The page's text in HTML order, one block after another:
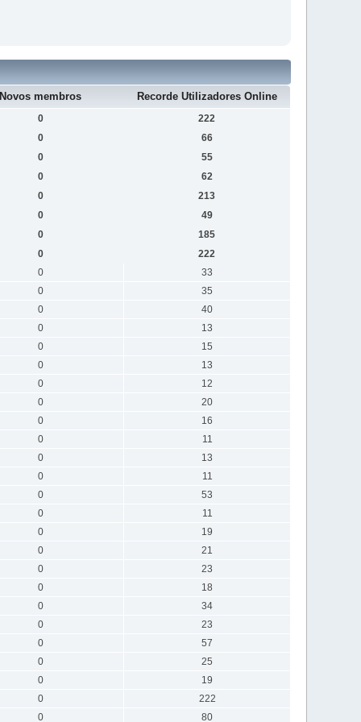
Novos membros Recorde Utilizadores Online
0
222
0
66
0
55
0
62
0
213
0
49
0
185
0
222
0
33
0
35
0
40
0
13
0
15
0
13
0
12
0
20
0
16
0
11
0
13
0
11
0
53
0
11
0
19
0
21
0
23
0
18
0
34
0
23
0
57
0
25
0
19
0
222
0 80